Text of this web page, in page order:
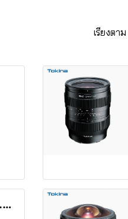
เรียงตาม
Tokina SZ 8mm F2.8 EF-M FISH-EYE